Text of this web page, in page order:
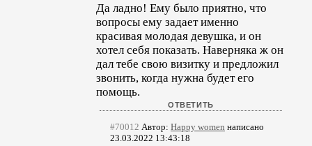
Да ладно! Ему было приятно, что
вопросы ему задает именно
красивая молодая девушка, и он
хотел себя показать. Наверняка ж он
дал тебе свою визитку и предложил
звонить, когда нужна будет его
помощь.
#70012 Автор: Happy women написано
23.03.2022 13:43:18